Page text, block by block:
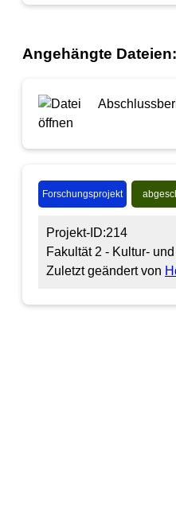
Angehängte Dateien:
Forschungsprojekt
Projekt-ID:214
Fakultät 2 - Kultur-
Zuletzt geändert von